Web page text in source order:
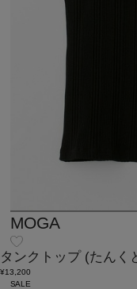
MOGA
タンクトップ (たんく
¥13,200
SALE